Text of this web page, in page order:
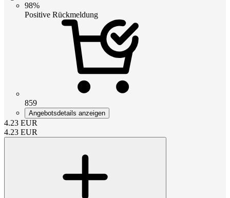
98%
Positive Rückmeldung
859
Angebotsdetails anzeigen
4.23 EUR
4.23 EUR